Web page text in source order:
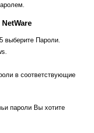
выберите Пароли.
в соответствующие
пароли Вы хотите